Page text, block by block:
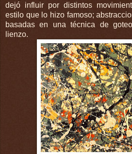
dejó influir por distintos
estilo que lo hizo famoso;
basadas en una técnica de
lienzo.